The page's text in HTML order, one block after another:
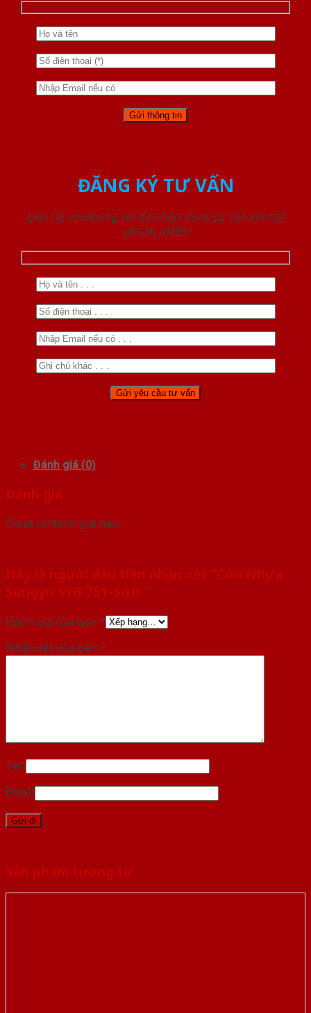
ĐĂNG KÝ TƯ VẤN
Liên hệ với chúng tôi để nhận được tư vấn chi tiết
về sản phẩm
Đánh giá (0)
Đánh giá
Chưa có đánh giá nào.
Hãy là người đầu tiên nhận xét “Cửa Nhựa
Sungyu SYB 751-SGD”
Đánh giá của bạn *
Nhận xét của bạn *
Tên
Email
Sản phẩm tương tự